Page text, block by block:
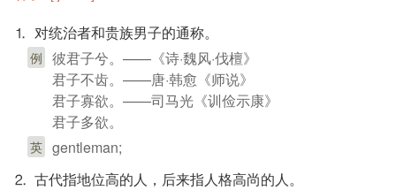
⒈ 对统治者和贵族男子的通称。
例 彼君子兮。——《诗·魏风·伐檀》
君子不齿。——唐·韩愈《师说》
君子寡欲。——司马光《训俭示康》
君子多欲。
英 gentleman;
⒉ 古代指地位高的人，后来指人格高尚的人。